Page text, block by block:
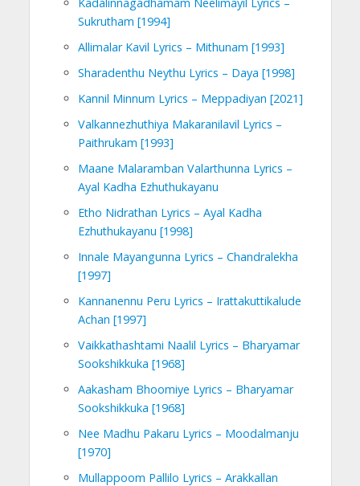
Sukrutham [1994]
Allimalar Kavil Lyrics – Mithunam [1993]
Sharadenthu Neythu Lyrics – Daya [1998]
Kannil Minnum Lyrics – Meppadiyan [2021]
Valkannezhuthiya Makaranilavil Lyrics –
Paithrukam [1993]
Maane Malaramban Valarthunna Lyrics –
Ayal Kadha Ezhuthukayanu
Etho Nidrathan Lyrics – Ayal Kadha
Ezhuthukayanu [1998]
Innale Mayangunna Lyrics – Chandralekha
[1997]
Kannanennu Peru Lyrics – Irattakuttikalude
Achan [1997]
Vaikkathashtami Naalil Lyrics – Bharyamar
Sookshikkuka [1968]
Aakasham Bhoomiye Lyrics – Bharyamar
Sookshikkuka [1968]
Nee Madhu Pakaru Lyrics – Moodalmanju
[1970]
Mullappoom Pallilo Lyrics – Arakkallan